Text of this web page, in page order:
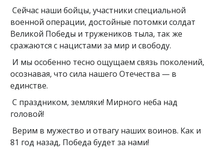
Сейчас наши бойцы, участники специальной
военной операции, достойные потомки солдат
Великой Победы и тружеников тыла, так же
сражаются с нацистами за мир и свободу.
И мы особенно тесно ощущаем связь поколений,
осознавая, что сила нашего Отечества — в
единстве.
С праздником, земляки! Мирного неба над
головой!
Верим в мужество и отвагу наших воинов. Как и
81 год назад, Победа будет за нами!